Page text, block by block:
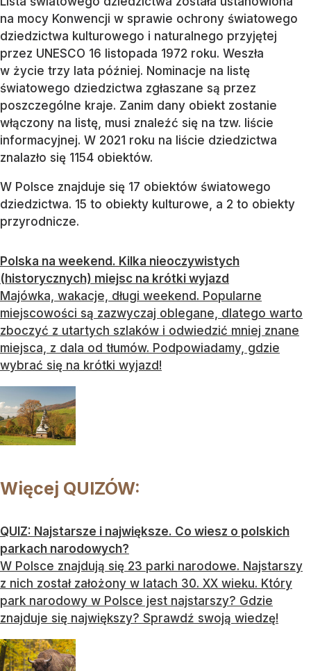
na mocy Konwencji w sprawie ochrony światowego
dziedzictwa kulturowego i naturalnego przyjętej
przez UNESCO 16 listopada 1972 roku. Weszła
w życie trzy lata później. Nominacje na listę
światowego dziedzictwa zgłaszane są przez
poszczególne kraje. Zanim dany obiekt zostanie
włączony na listę, musi znaleźć się na tzw. liście
informacyjnej. W 2021 roku na liście dziedzictwa
znalazło się 1154 obiektów.
W Polsce znajduje się 17 obiektów światowego
dziedzictwa. 15 to obiekty kulturowe, a 2 to obiekty
przyrodnicze.
Polska na weekend. Kilka nieoczywistych
(historycznych) miejsc na krótki wyjazd
Majówka, wakacje, długi weekend. Popularne
miejscowości są zazwyczaj oblegane, dlatego warto
zboczyć z utartych szlaków i odwiedzić mniej znane
miejsca, z dala od tłumów. Podpowiadamy, gdzie
wybrać się na krótki wyjazd!
Więcej QUIZÓW:
QUIZ: Najstarsze i największe. Co wiesz o polskich
parkach narodowych?
W Polsce znajdują się 23 parki narodowe. Najstarszy
z nich został założony w latach 30. XX wieku. Który
park narodowy w Polsce jest najstarszy? Gdzie
znajduje się największy? Sprawdź swoją wiedzę!